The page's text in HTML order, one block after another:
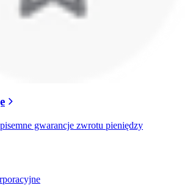
gwarancje zwrotu pieniędzy